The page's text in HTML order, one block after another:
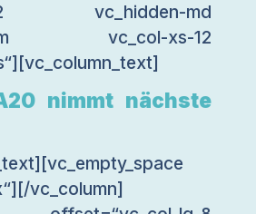
12 vc_hidden-md
sm vc_col-xs-12
nimmt nächste
vc_column]